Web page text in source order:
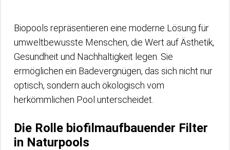
Biopools repräsentieren eine moderne Lösung für
umweltbewusste Menschen, die Wert auf Ästhetik,
Gesundheit und Nachhaltigkeit legen. Sie
ermöglichen ein Badevergnügen, das sich nicht nur
optisch, sondern auch ökologisch vom
herkömmlichen Pool unterscheidet.
Die Rolle biofilmaufbauender Filter
in Naturpools